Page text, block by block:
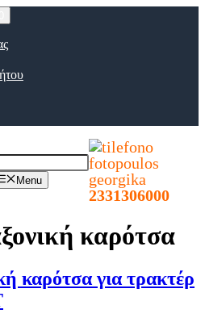
2331306000
Menu
καρότσα
καρότσα για τρακτέρ